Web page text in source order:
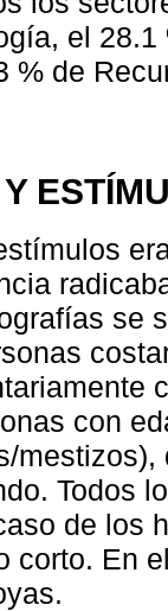
el
% de
se
con
Todos
de los
corto. En